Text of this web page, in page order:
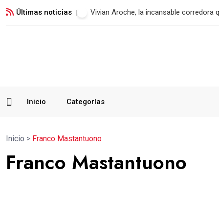
Últimas noticias Xelajú MC consigue su primer triunfo
Inicio Categorías
Inicio > Franco Mastantuono
Franco Mastantuono